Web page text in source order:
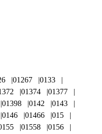
01267
0133
01374
01377
01398 0142
0143
0146 01466
015
01558
0156